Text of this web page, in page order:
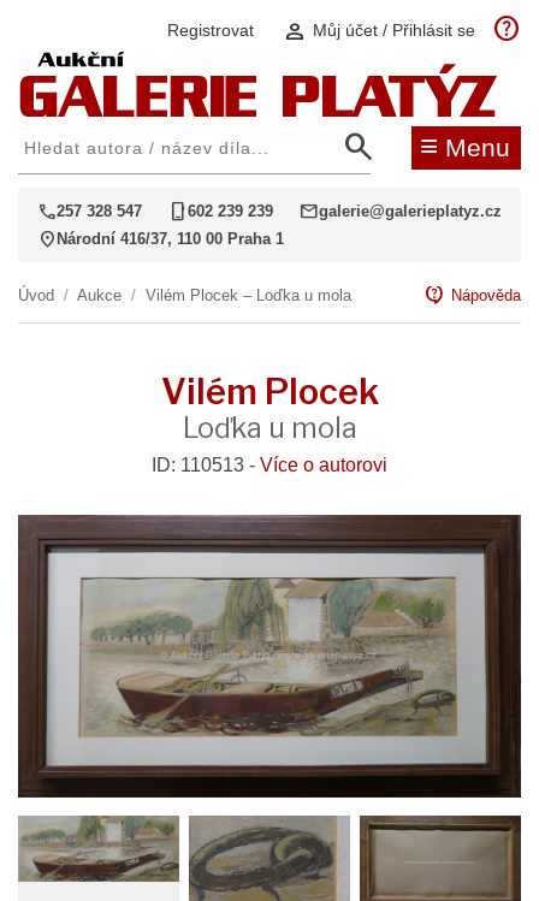
Registrovat person Můj účet / Přihlásit se help
search ≡ Menu
call257 328 547 phone_iphone602 239 239 mailgalerie@galerieplatyz.cz
location_on Národní 416/37, 110 00 Praha 1
Úvod / Aukce / Vilém Plocek – Loďka u mola contact_support Nápověda
Vilém Plocek
Loďka u mola
ID: 110513 - Více o autorovi